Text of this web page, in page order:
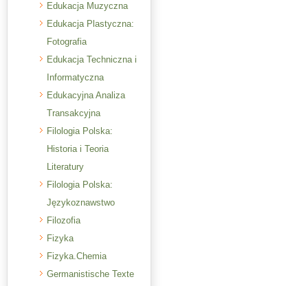
Edukacja Muzyczna
Edukacja Plastyczna:
Fotografia
Edukacja Techniczna i
Informatyczna
Edukacyjna Analiza
Transakcyjna
Filologia Polska:
Historia i Teoria
Literatury
Filologia Polska:
Językoznawstwo
Filozofia
Fizyka
Fizyka.Chemia
Germanistische Texte